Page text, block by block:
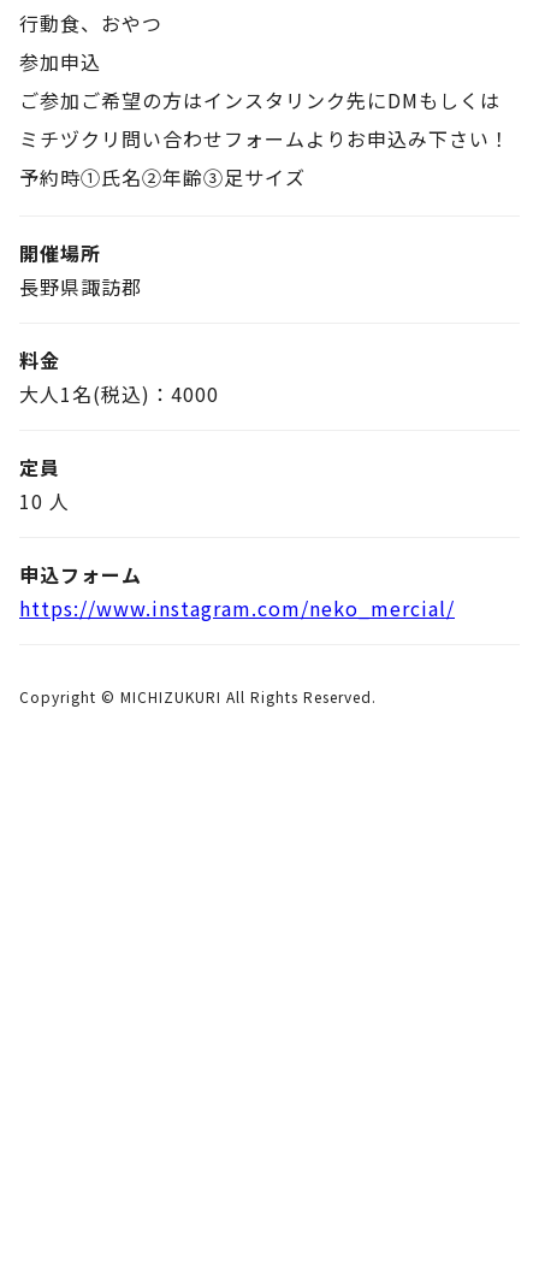
行動食、おやつ
参加申込
ご参加ご希望の方はインスタリンク先にDMもしくは
ミチヅクリ問い合わせフォームよりお申込み下さい！
予約時①氏名②年齢③足サイズ
開催場所
長野県諏訪郡
料金
大人1名(税込)：4000
定員
10 人
申込フォーム
https://www.instagram.com/neko_mercial/
Copyright © MICHIZUKURI All Rights Reserved.